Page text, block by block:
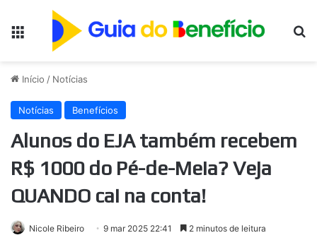
Início / Notícias
Notícias Benefícios
Alunos do EJA também recebem
R$ 1000 do Pé-de-Meia? Veja
QUANDO cai na conta!
Nicole Ribeiro 9 mar 2025 22:41 2 minutos de leitura